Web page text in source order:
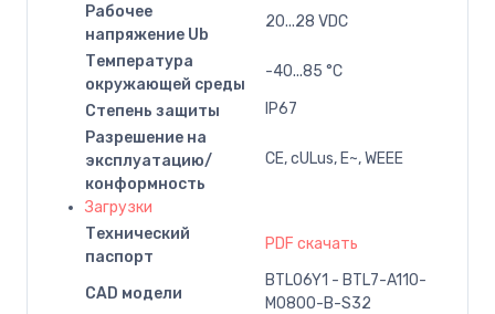
Рабочее
напряжение Ub
20...28 VDC
Температура
окружающей среды
-40...85 °C
Степень защиты
IP67
Разрешение на
эксплуатацию/
конформность
CE, cULus, E~, WEEE
Загрузки
Технический
паспорт
PDF скачать
CAD модели
BTL06Y1 - BTL7-A110-
M0800-B-S32